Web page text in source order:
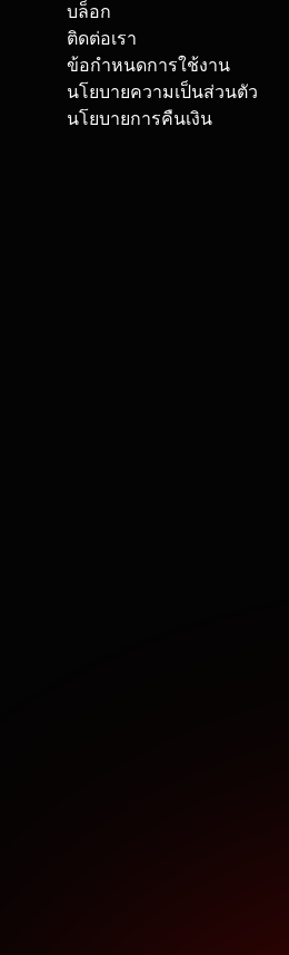
บล็อก
ติดต่อเรา
ข้อกำหนดการใช้งาน
นโยบายความเป็นส่วนตัว
นโยบายการคืนเงิน